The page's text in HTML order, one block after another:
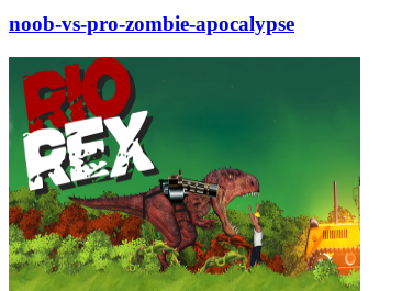
noob-vs-pro-zombie-apocalypse